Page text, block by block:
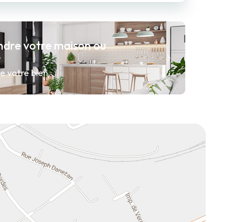
votre maison ou
votre bien.